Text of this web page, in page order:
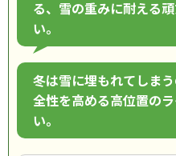
る、雪の重みに耐える
い。
冬は雪に埋もれてしま
全性を高める高位置の
い。